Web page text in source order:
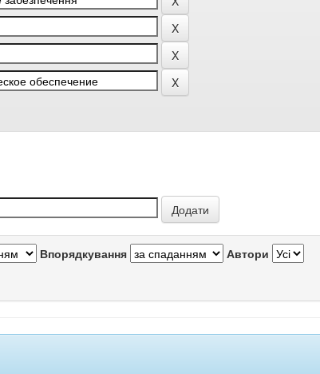
Впорядкування Автори